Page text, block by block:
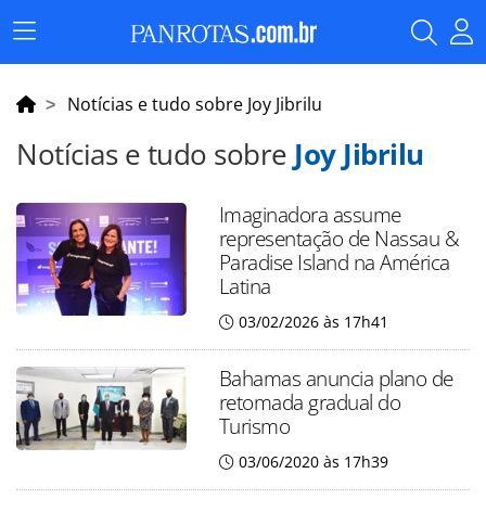
Menu
Principal
Notícias e tudo sobre Joy Jibrilu
Notícias e tudo sobre Joy Jibrilu
Imaginadora assume
representação de Nassau &
Paradise Island na América
Latina
03/02/2026 às 17h41
Bahamas anuncia plano de
retomada gradual do
Turismo
03/06/2020 às 17h39